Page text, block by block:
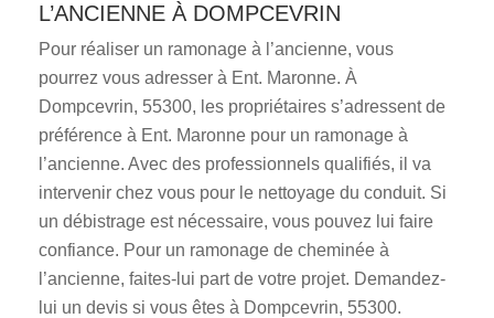
L’ANCIENNE À DOMPCEVRIN
Pour réaliser un ramonage à l’ancienne, vous
pourrez vous adresser à Ent. Maronne. À
Dompcevrin, 55300, les propriétaires s’adressent de
préférence à Ent. Maronne pour un ramonage à
l’ancienne. Avec des professionnels qualifiés, il va
intervenir chez vous pour le nettoyage du conduit. Si
un débistrage est nécessaire, vous pouvez lui faire
confiance. Pour un ramonage de cheminée à
l’ancienne, faites-lui part de votre projet. Demandez-
lui un devis si vous êtes à Dompcevrin, 55300.